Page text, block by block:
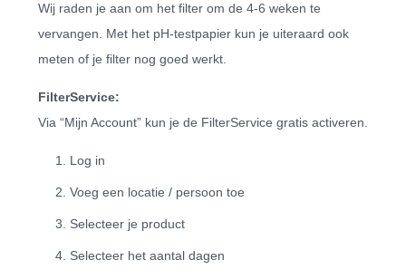
Wij raden je aan om het filter om de 4-6 weken te
vervangen. Met het pH-testpapier kun je uiteraard ook
meten of je filter nog goed werkt.
FilterService:
Via “Mijn Account” kun je de FilterService gratis activeren.
Log in
Voeg een locatie / persoon toe
Selecteer je product
Selecteer het aantal dagen